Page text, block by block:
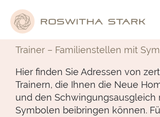
content
Trainer – Familienstellen mit
Hier finden Sie Adressen von
Trainern, die Ihnen die Neue
und den Schwingungsausgleich
Symbolen beibringen können.